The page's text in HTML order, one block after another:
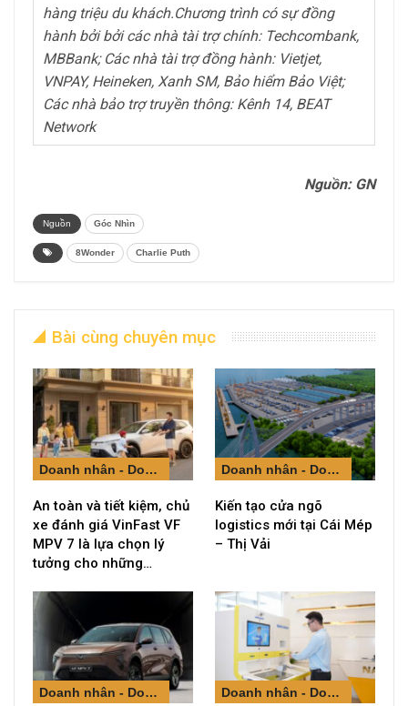
hàng triệu du khách.Chương trìnhcó sự đồng
hành bởi bởi các nhà tài trợ chính: Techcombank,
MBBank; Các nhà tài trợ đồng hành: Vietjet,
VNPAY, Heineken, Xanh SM, Bảo hiểm Bảo Việt;
Các nhà bảo trợ truyền thông: Kênh 14, BEAT
Network
Nguồn: GN
Nguồn Góc Nhìn
8Wonder Charlie Puth
Bài cùng chuyên mục
Doanh nhân - Doanh nghiệp
An toàn và tiết kiệm, chủ
xe đánh giá VinFast VF
MPV 7 là lựa chọn lý
tưởng cho những…
Doanh nhân - Doanh nghiệp
Kiến tạo cửa ngõ
logistics mới tại Cái Mép
– Thị Vải
Doanh nhân - Doanh nghiệp Doanh nhân - Doanh nghiệp